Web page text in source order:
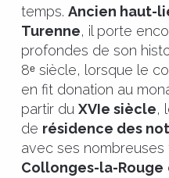
temps. Ancien haut-
Turenne, il porte
profondes de son
8ᵉ siècle, lorsque le
en fit donation au
partir du XVIe siècle,
de résidence des
avec ses nombreuses
Collonges-la-Rouge